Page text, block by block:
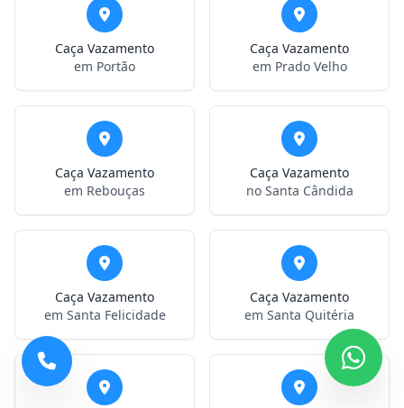
Caça Vazamento
em Portão
Caça Vazamento
em Prado Velho
Caça Vazamento
em Rebouças
Caça Vazamento
no Santa Cândida
Caça Vazamento
em Santa Felicidade
Caça Vazamento
em Santa Quitéria